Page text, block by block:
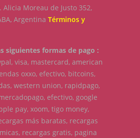
Alicia Moreau de Justo 352,
Argentina Términos y
siguientes formas de pago :
visa, mastercard, american
oxxo, efectivo, bitcoins,
western union, rapidpago,
efectivo, google
pay, xoom, tigo money,
más baratas, recargas
recargas gratis, pagina